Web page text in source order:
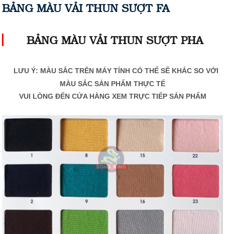
BẢNG MÀU VẢI THUN SƯỢT FA
BẢNG MÀU VẢI THUN SƯỢT PHA
LƯU Ý: MÀU SẮC TRÊN MÁY TÍNH CÓ THỂ SẼ KHÁC SO VỚI
MÀU SẮC SẢN PHẨM THỰC TẾ
VUI LÒNG ĐẾN CỬA HÀNG XEM TRỰC TIẾP SẢN PHẨM